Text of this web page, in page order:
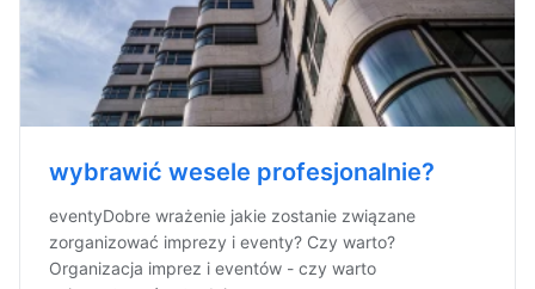
wybrawić wesele profesjonalnie?
eventyDobre wrażenie jakie zostanie związane
zorganizować imprezy i eventy? Czy warto?
Organizacja imprez i eventów - czy warto